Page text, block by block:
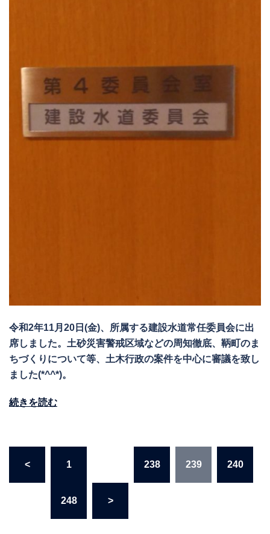
令和2年11月20日(金)、所属する建設水道常任委員会に出
席しました。土砂災害警戒区域などの周知徹底、鞆町のま
ちづくりについて等、土木行政の案件を中心に審議を致し
ました(*^^*)。
続きを読む
の
< 1 238 239 240
248 >